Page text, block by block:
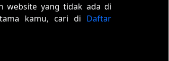
website yang tidak ada di
kamu, cari di Daftar